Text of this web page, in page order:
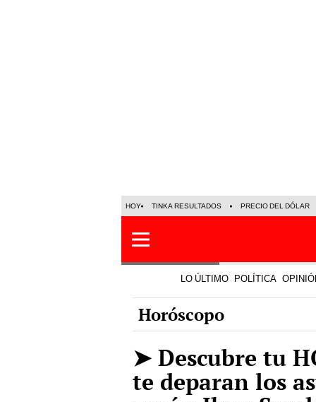
LO ÚLTIMO POLÍTICA
Horóscopo
➤ Descubre tu
te deparan los
según Jhan